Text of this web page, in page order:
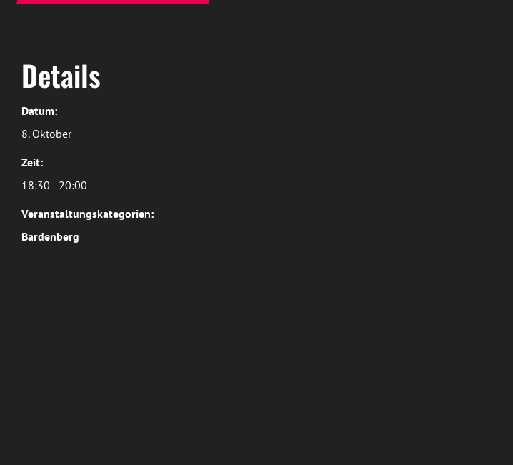
Details
Datum:
8. Oktober
Zeit:
18:30 - 20:00
Veranstaltungskategorien:
Bardenberg